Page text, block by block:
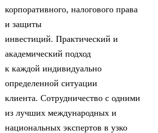
корпоративного, налогового права
и защиты
инвестиций. Практический и
академический подход
к каждой индивидуально
определенной ситуации
клиента. Cотрудничество с одними
из лучших международных и
национальных экспертов в узко